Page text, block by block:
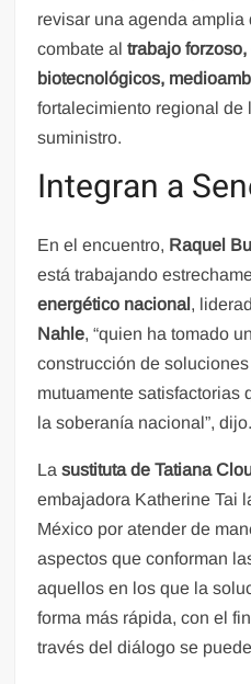
revisar una agenda
combate altrabajo
biotecnológicos,
fortalecimiento regional de
suministro.
Integran a
En el encuentro, Raquel
está trabajando
energético nacional ,
Nahle, “quien ha tomado
construcción de
mutuamente satisfactorias
la soberanía nacional”, dijo.
La sustituta de Tatiana
embajadora Katherine Tai
México por atender de
aspectos que conforman
aquellos en los que la
forma más rápida, con el
través del diálogo se